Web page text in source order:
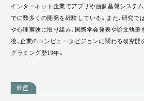
インターネット企業でアプリや画像基盤システ
でに数多くの開発を経験している。また、研究で
や心理実験に取り組み、国際学会発表や論文執筆
後、企業のコンピュータビジョンに関わる研究開
グラミング歴19年。
経歴